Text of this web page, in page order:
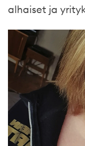
alhaiset ja